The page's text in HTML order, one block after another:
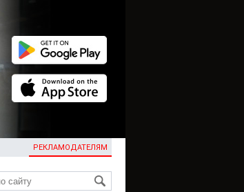
РЕКЛАМОДАТЕЛЯМ
KG